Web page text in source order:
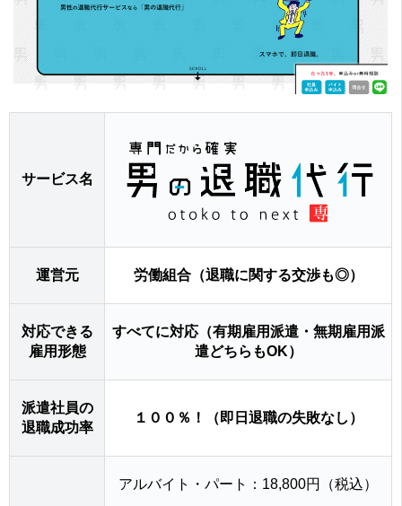
サービス名
運営元 労働組合（退職に関する交渉も◎）
対応できる
雇用形態
すべてに対応（有期雇用派遣・無期雇用派
遣どちらもOK）
派遣社員の
退職成功率
１００％！（即日退職の失敗なし）
アルバイト・パート：18,800円（税込）